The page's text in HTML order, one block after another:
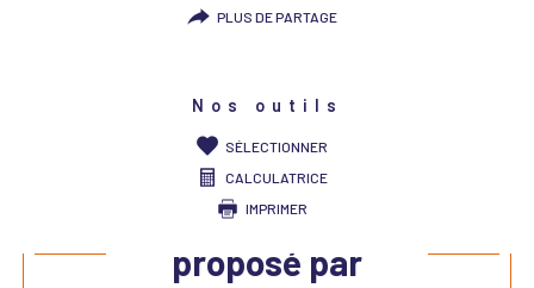
PLUS DE PARTAGE
Nos outils
SÉLECTIONNER
CALCULATRICE
IMPRIMER
Ce bien vous est
proposé par